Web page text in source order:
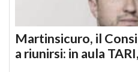
Martinsicuro, il
a riunirsi: in aula